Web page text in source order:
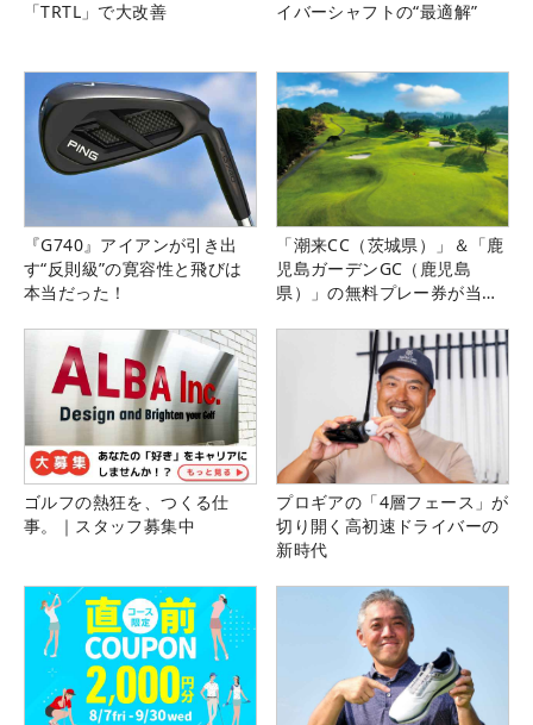
「TRTL」で大改善 イバーシャフトの“最適解”
『G740』アイアンが引き出
す“反則級”の寛容性と飛びは
本当だった！
「潮来CC（茨城県）」＆「鹿
児島ガーデンGC（鹿児島
県）」の無料プレー券が当た
ゴルフの熱狂を、つくる仕
事。｜スタッフ募集中
プロギアの「4層フェース」が
切り開く高初速ドライバーの
新時代